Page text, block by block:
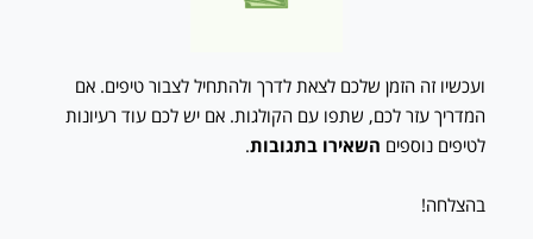
ועכשיו זה הזמן שלכם לצאת לדרך ולהתחיל לצבור טיפים. אם
המדריך עזר לכם, שתפו עם הקולגות. אם יש לכם עוד רעיונות
לטיפים נוספים השאירו בתגובות.
בהצלחה!